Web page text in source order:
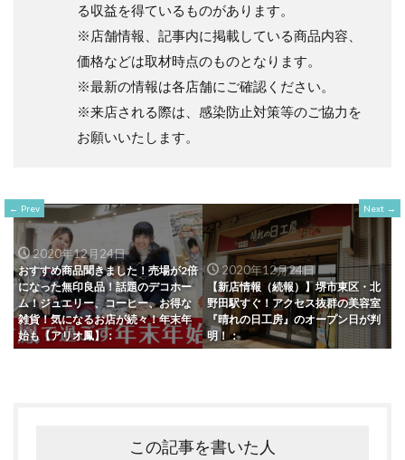
る収益を得ているものがあります。
※店舗情報、記事内に掲載している商品内容、
価格などは取材時点のものとなります。
※最新の情報は各店舗にご確認ください。
※来店される際は、感染防止対策等のご協力を
お願いいたします。
Prev
2020年12月24日
おすすめ商品聞きました！売場が2倍
になった無印良品！話題のデコホー
ム！ジュエリー、コーヒー、お得な
雑貨！気になるお店が続々！年末年
始も【アリオ鳳】：
Next
2020年12月24日
【新店情報（続報）】堺市東区・北
野田駅すぐ！アクセス抜群の美容室
『晴れの日工房』のオープン日が判
明！：
この記事を書いた人